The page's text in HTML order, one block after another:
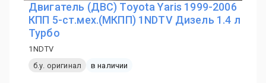
Двигатель (ДВС) Toyota Yaris 1999-2006
КПП 5-ст.мех.(МКПП) 1NDTV Дизель 1.4 л
Турбо
1NDTV
б.у. оригинал
в наличии